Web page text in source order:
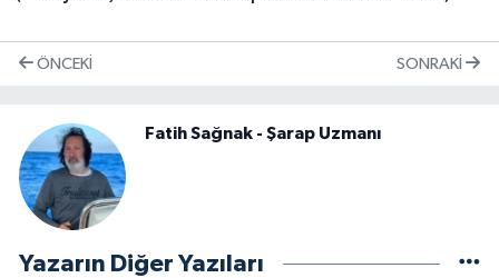
ÖNCEKI SONRAKI
Fatih Sağnak - Şarap Uzmanı
Yazarın Diğer Yazıları